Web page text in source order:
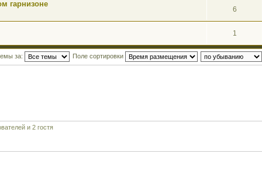
гарнизоне
6
1
за: Поле сортировки
и 2 гостя